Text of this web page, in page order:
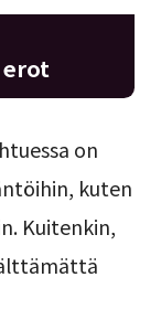
on
kuten
Kuitenkin,